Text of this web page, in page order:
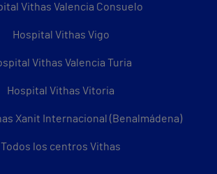
Vithas Valencia Consuelo
Hospital Vithas Vigo
Vithas Valencia Turia
Hospital Vithas Vitoria
Xanit Internacional (Benalmádena)
Todos los centros Vithas